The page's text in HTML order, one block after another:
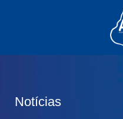
Notícias